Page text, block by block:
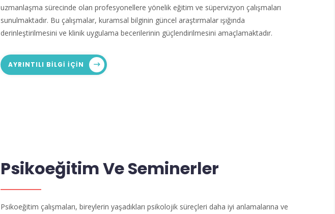
uzmanlaşma sürecinde olan profesyonellere yönelik eğitim ve süpervizyon çalışmaları
sunulmaktadır. Bu çalışmalar, kuramsal bilginin güncel araştırmalar ışığında
derinleştirilmesini ve klinik uygulama becerilerinin güçlendirilmesini amaçlamaktadır.
AYRINTILI BILGI IÇIN
Psikoeğitim Ve Seminerler
Psikoeğitim çalışmaları, bireylerin yaşadıkları psikolojik süreçleri daha iyi anlamalarına ve